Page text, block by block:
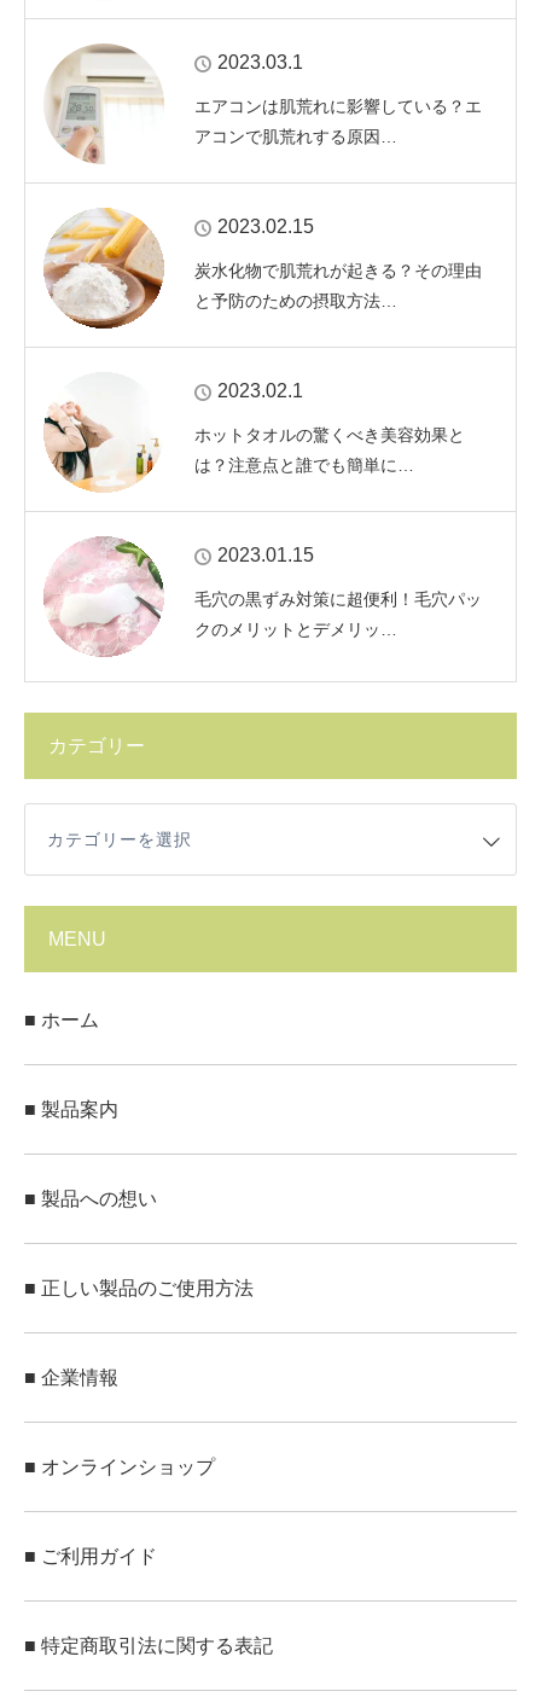
2023.03.1
エアコンは肌荒れに影響している？エ
アコンで肌荒れする原因…
2023.02.15
炭水化物で肌荒れが起きる？その理由
と予防のための摂取方法…
2023.02.1
ホットタオルの驚くべき美容効果と
は？注意点と誰でも簡単に…
2023.01.15
毛穴の黒ずみ対策に超便利！毛穴パッ
クのメリットとデメリッ…
カテゴリー
MENU
■ ホーム
■ 製品案内
■ 製品への想い
■ 正しい製品のご使用方法
■ 企業情報
■ オンラインショップ
■ ご利用ガイド
■ 特定商取引法に関する表記